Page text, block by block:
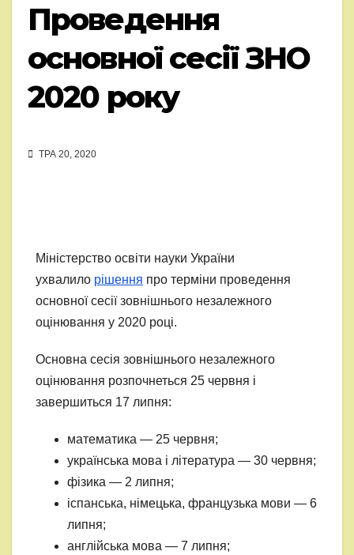
Проведення
основної сесії ЗНО
2020 року
ТРА 20, 2020
Міністерство освіти науки України
ухвалило рішення про терміни проведення
основної сесії зовнішнього незалежного
оцінювання у 2020 році.
Основна сесія зовнішнього незалежного
оцінювання розпочнеться 25 червня і
завершиться 17 липня:
математика — 25 червня;
українська мова і література — 30 червня;
фізика — 2 липня;
іспанська, німецька, французька мови — 6
липня;
англійська мова — 7 липня;